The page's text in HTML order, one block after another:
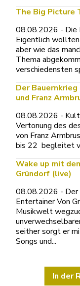
The Big Picture
08.08.2026 - Die
Eigentlich
aber wie das
Thema
verschiedensten
Der Bauernkrieg
und Franz
08.08.2026 -
Vertonung des
von Franz
bis 22 begleitet
Wake up mit
Gründorf (live)
08.08.2026 - Der
Entertainer Von
Musikwelt
seither sorgt er
Songs und...
In der